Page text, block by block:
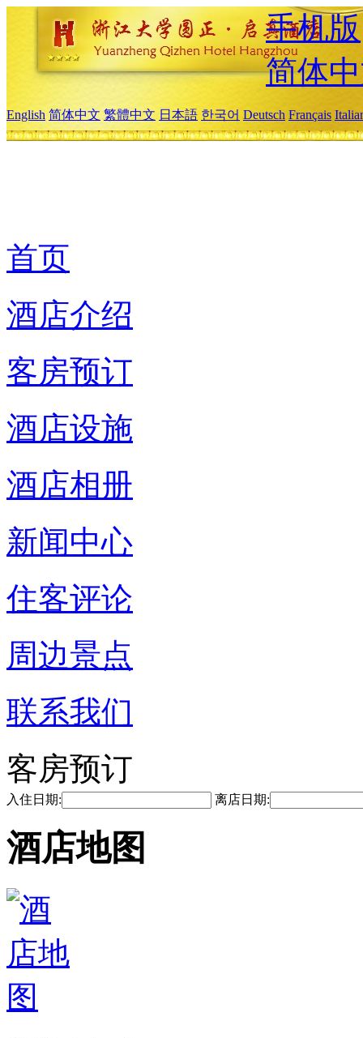
手机版
简体
English 简体中文 繁體中文 日本語 한국어 Deutsch Français
首页
酒店介绍
客房预订
酒店设施
酒店相册
新闻中心
住客评论
周边景点
联系我们
客房预订
入住日期: 离店日期:
酒店地图